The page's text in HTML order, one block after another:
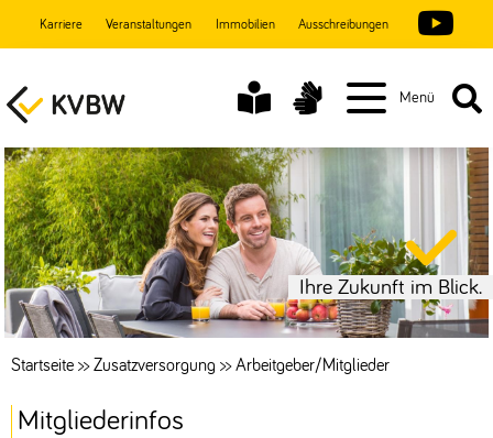
Karriere Veranstaltungen Immobilien Ausschreibungen
Menü
Ihre Zukunft im Blick.
Startseite >>Zusatzversorgung >>Arbeitgeber/Mitglieder
Mitgliederinfos